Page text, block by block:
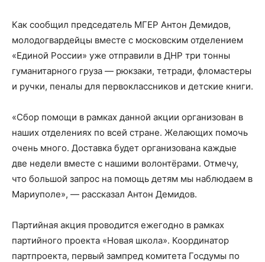
Как сообщил председатель МГЕР Антон Демидов,
молодогвардейцы вместе с московским отделением
«Единой России» уже отправили в ДНР три тонны
гуманитарного груза — рюкзаки, тетради, фломастеры
и ручки, пеналы для первоклассников и детские книги.
«Сбор помощи в рамках данной акции организован в
наших отделениях по всей стране. Желающих помочь
очень много. Доставка будет организована каждые
две недели вместе с нашими волонтёрами. Отмечу,
что большой запрос на помощь детям мы наблюдаем в
Мариуполе», — рассказал Антон Демидов.
Партийная акция проводится ежегодно в рамках
партийного проекта «Новая школа». Координатор
партпроекта, первый зампред комитета Госдумы по